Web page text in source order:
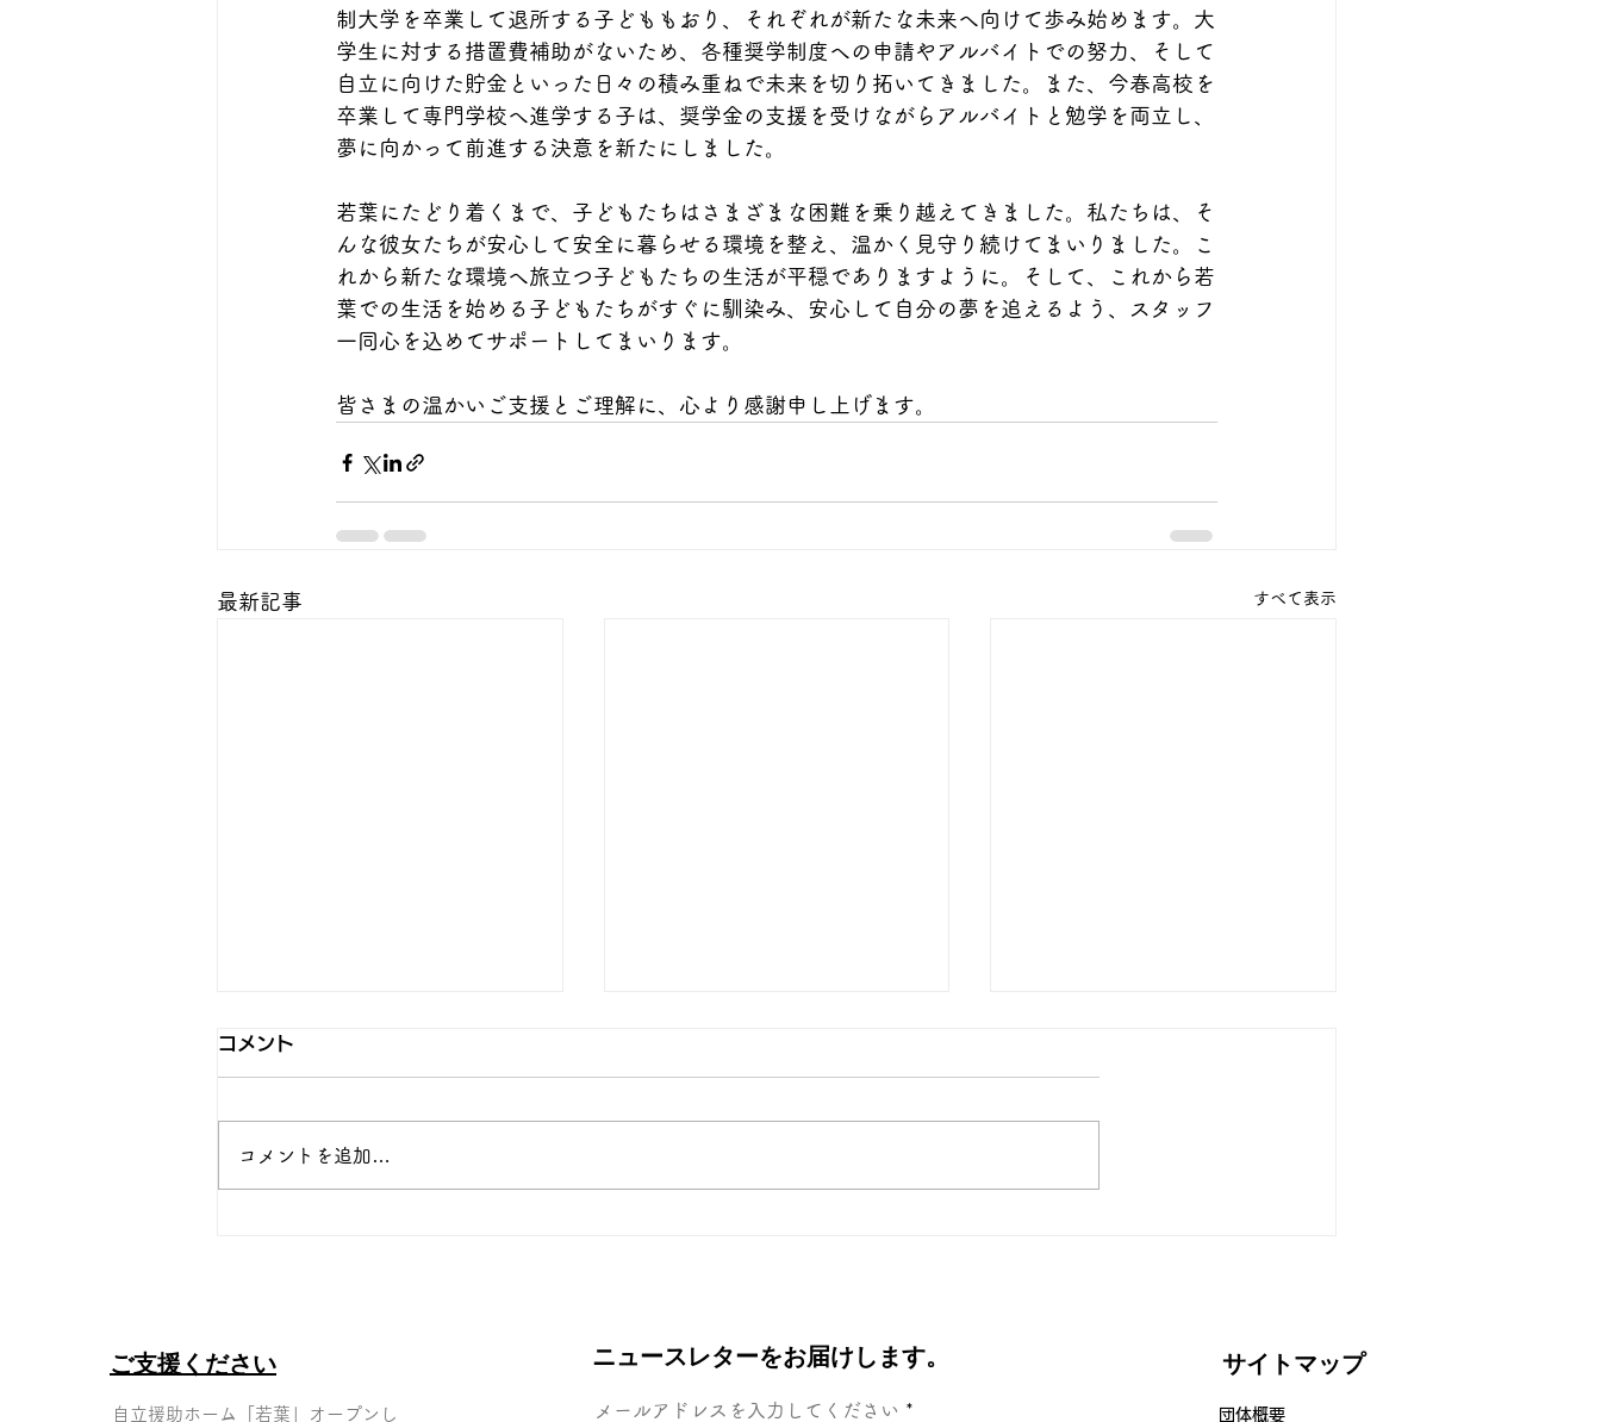
制大学を卒業して退所する子どももおり、それぞれが新たな未来へ向けて歩み始めます。大
学生に対する措置費補助がないため、各種奨学制度への申請やアルバイトでの努力、そして
自立に向けた貯金といった日々の積み重ねで未来を切り拓いてきました。また、今春高校を
卒業して専門学校へ進学する子は、奨学金の支援を受けながらアルバイトと勉学を両立し、
夢に向かって前進する決意を新たにしました。
若葉にたどり着くまで、子どもたちはさまざまな困難を乗り越えてきました。私たちは、そ
んな彼女たちが安心して安全に暮らせる環境を整え、温かく見守り続けてまいりました。こ
れから新たな環境へ旅立つ子どもたちの生活が平穏でありますように。そして、これから若
葉での生活を始める子どもたちがすぐに馴染み、安心して自分の夢を追えるよう、スタッフ
一同心を込めてサポートしてまいります。
皆さまの温かいご支援とご理解に、心より感謝申し上げます。
最新記事 すべて表示
コメント
コメントを追加…
ご支援ください
自立援助ホーム「若葉」オープンし
ニュースレターをお届けします。
メールアドレスを入力してください
サイトマップ
団体概要